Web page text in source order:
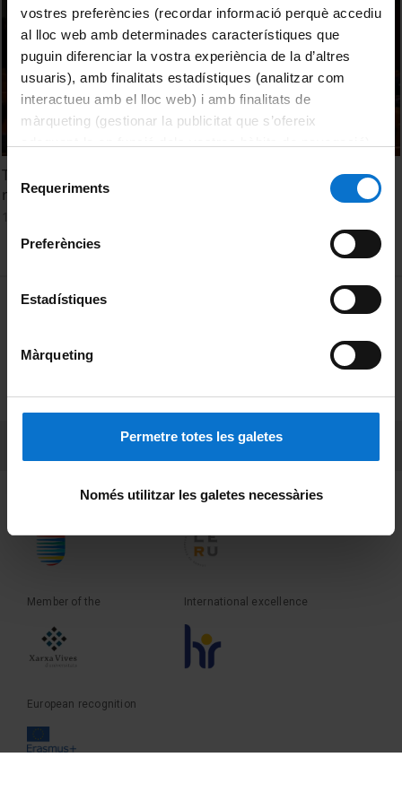
vostres preferències (recordar informació perquè accediu
al lloc web amb determinades característiques que
puguin diferenciar la vostra experiència de la d’altres
usuaris), amb finalitats estadístiques (analitzar com
interactueu amb el lloc web) i amb finalitats de
màrqueting (gestionar la publicitat que s’ofereix
consultar laPolítica de galetes del lloc web de la
Selecció
de Requeriments
Preferències
Estadístiques
Màrqueting
Permetre totes les galetes
Només utilitzar les galetes necessàries
Taller OS Repositorios: Drupal para consulta conjunta de
repositorios
MENÚ PEU 1
Terms and privacy
Founder of the Member of the
Member of the International excellence
European recognition